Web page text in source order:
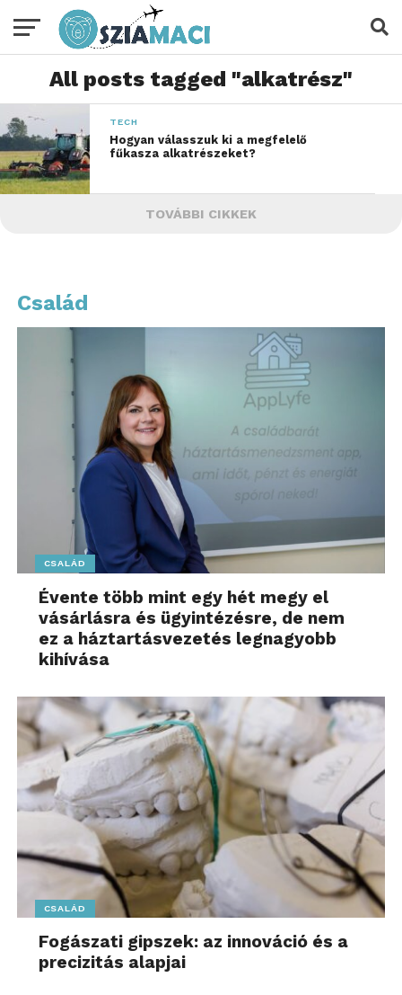
All posts tagged "alkatrész"
TECH
Hogyan válasszuk ki a megfelelő
fűkasza alkatrészeket?
TOVÁBBI CIKKEK
Család
CSALÁD
Évente több mint egy hét megy el
vásárlásra és ügyintézésre, de nem
ez a háztartásvezetés legnagyobb
kihívása
CSALÁD
Fogászati gipszek: az innováció és a
precizitás alapjai